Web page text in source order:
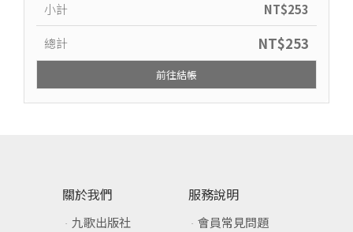
小計 NT$253
總計 NT$253
前往結帳
關於我們
九歌出版社
服務說明
會員常見問題